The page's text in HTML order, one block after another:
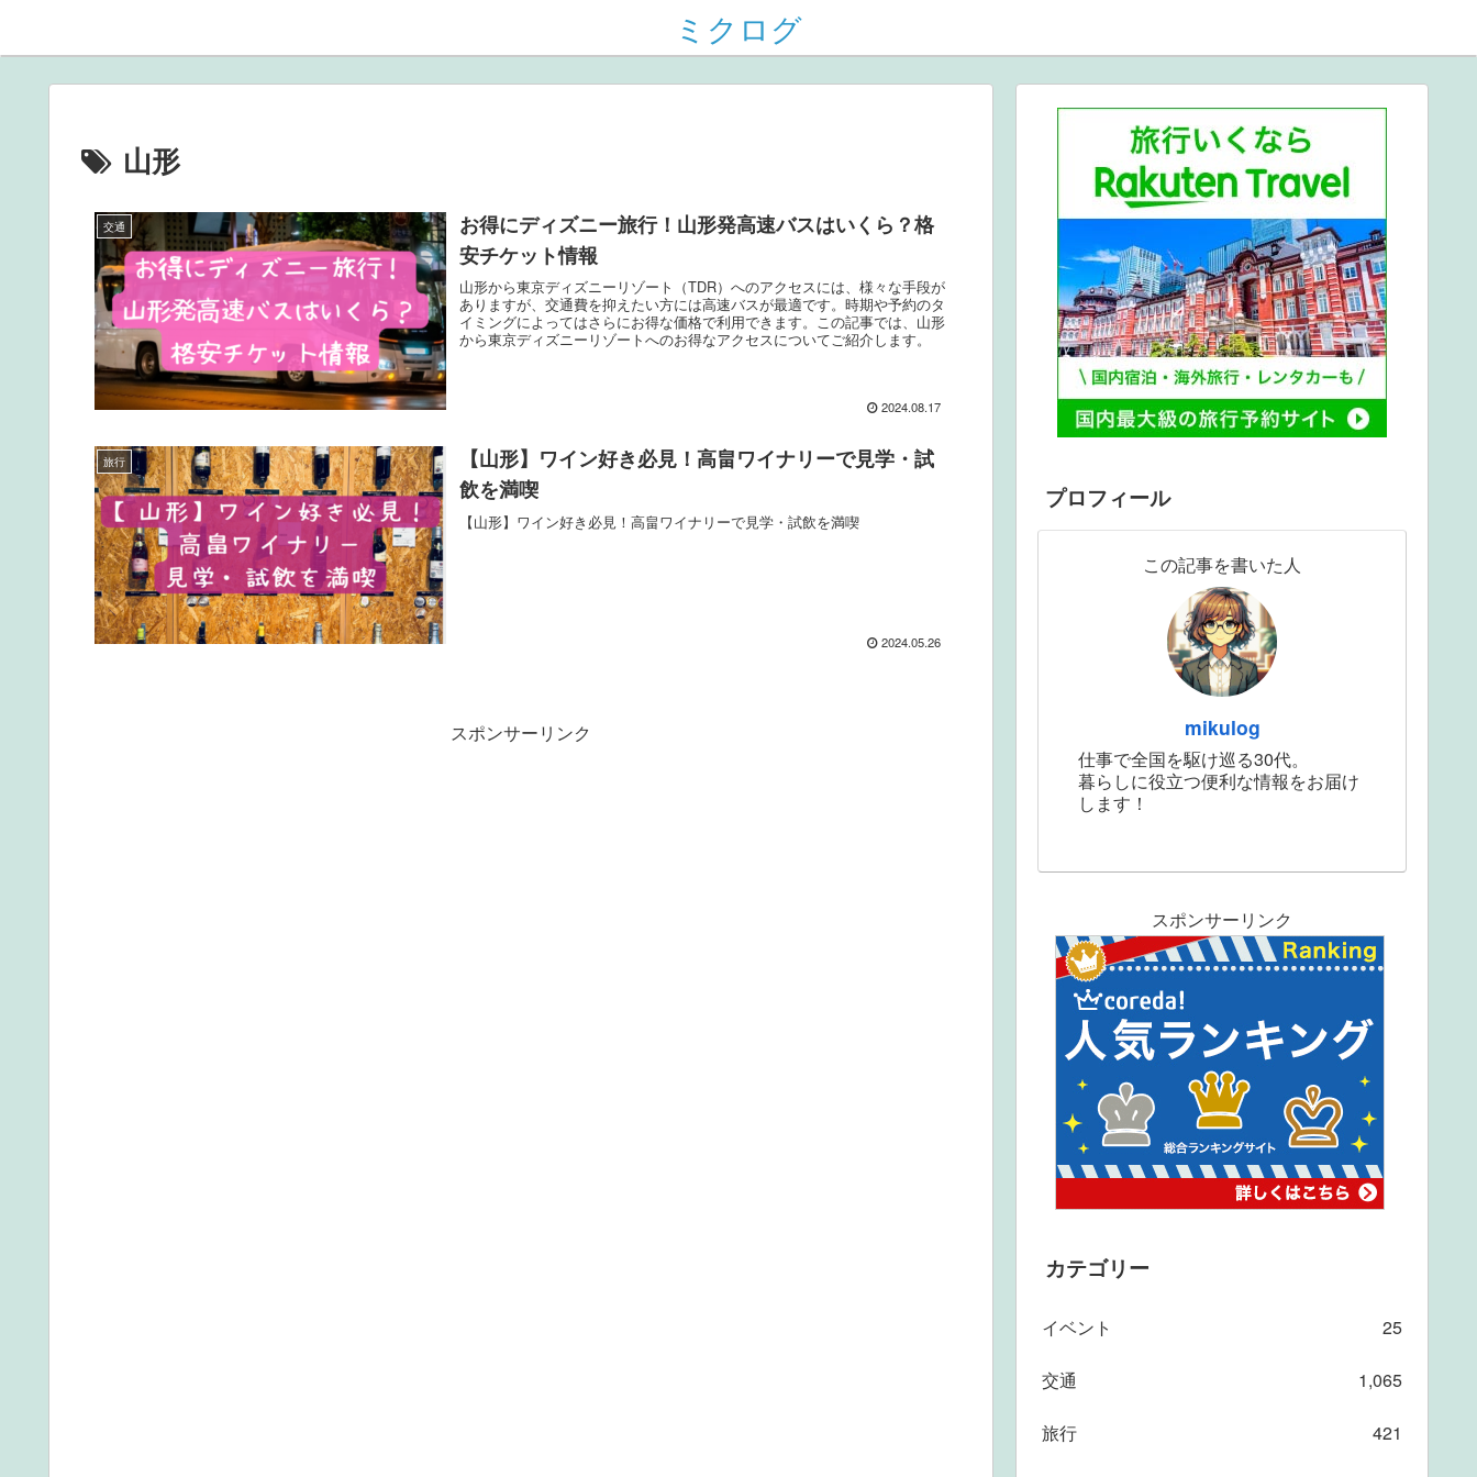
ミクログ
山形
交通
お得にディズニー旅行！山形発高速バスはいくら？格
安チケット情報
山形から東京ディズニーリゾート（TDR）へのアクセスには、様々な手段が
ありますが、交通費を抑えたい方には高速バスが最適です。時期や予約のタ
イミングによってはさらにお得な価格で利用できます。この記事では、山形
から東京ディズニーリゾートへのお得なアクセスについてご紹介します。
2024.08.17
旅行
【山形】ワイン好き必見！高畠ワイナリーで見学・試
飲を満喫
【山形】ワイン好き必見！高畠ワイナリーで見学・試飲を満喫
2024.05.26
スポンサーリンク
プロフィール
この記事を書いた人
mikulog
仕事で全国を駆け巡る30代。
暮らしに役立つ便利な情報をお届け
します！
スポンサーリンク
カテゴリー
イベント 25
交通 1,065
旅行 421